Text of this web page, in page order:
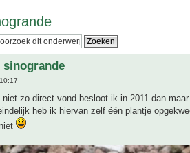
sinogrande
zo direct vond besloot ik in 2011 dan
heb ik hiervan zelf één plantje